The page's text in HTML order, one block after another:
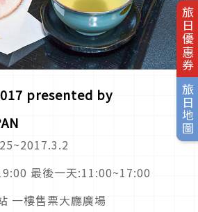
旅日優惠券
旅日地圖
presented by
最後一天:11:00~17:00
一樓售票大廳廣場